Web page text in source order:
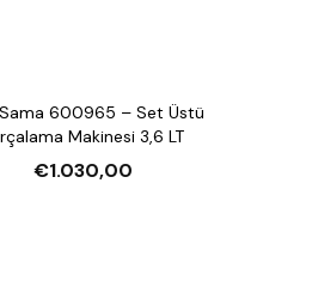
600965 – Set Üstü
Makinesi 3,6 LT
€1.030,00